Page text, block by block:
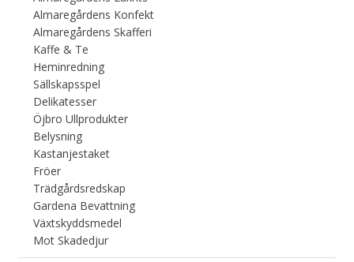
Almaregårdens Konfekt
Almaregårdens Skafferi
Kaffe & Te
Heminredning
Sällskapsspel
Delikatesser
Öjbro Ullprodukter
Belysning
Kastanjestaket
Fröer
Trädgårdsredskap
Gardena Bevattning
Växtskyddsmedel
Mot Skadedjur